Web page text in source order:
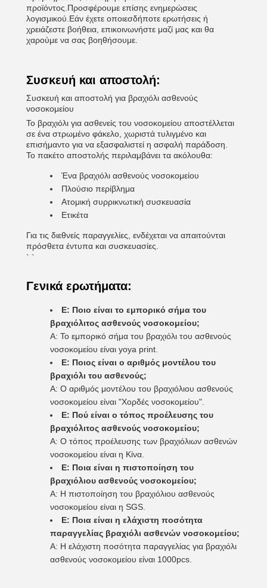
προϊόντος.Προσφέρουμε επίσης ενημερώσεις
λογισμικού.Εάν έχετε οποιεσδήποτε ερωτήσεις ή
χρειάζεστε βοήθεια, επικοινωνήστε μαζί μας και θα
χαρούμε να σας βοηθήσουμε.
Συσκευή και αποστολή:
Συσκευή και αποστολή για βραχιόλι ασθενούς
νοσοκομείου
Το βραχιόλι για ασθενείς του νοσοκομείου αποστέλλεται
σε ένα στρωμένο φάκελο, χωριστά τυλιγμένο και
επισήμαντο για να εξασφαλιστεί η ασφαλή παράδοση.
Το πακέτο αποστολής περιλαμβάνει τα ακόλουθα:
Ένα βραχιόλι ασθενούς νοσοκομείου
Πλούσιο περίβλημα
Ατομική συρρικνωτική συσκευασία
Ετικέτα
Για τις διεθνείς παραγγελίες, ενδέχεται να απαιτούνται
πρόσθετα έντυπα και συσκευασίες.
` `
Γενικά ερωτήματα:
Ε: Ποιο είναι το εμπορικό σήμα του
βραχιόλιτος ασθενούς νοσοκομείου;
Α: Το εμπορικό σήμα του βραχιόλι του ασθενούς
νοσοκομείου είναι yoya print.
Ε: Ποιος είναι ο αριθμός μοντέλου του
βραχιόλι του ασθενούς;
Α: Ο αριθμός μοντέλου του βραχιόλιου ασθενούς
νοσοκομείου είναι "Χορδές νοσοκομείου".
Ε: Πού είναι ο τόπος προέλευσης του
βραχιόλιτος ασθενούς νοσοκομείου;
Α: Ο τόπος προέλευσης των βραχιόλιων ασθενών
νοσοκομείου είναι η Κίνα.
Ε: Ποια είναι η πιστοποίηση του
βραχιόλιου ασθενούς νοσοκομείου;
Α: Η πιστοποίηση του βραχιόλιου ασθενούς
νοσοκομείου είναι η SGS.
Ε: Ποια είναι η ελάχιστη ποσότητα
παραγγελίας βραχιόλι ασθενών νοσοκομείου;
Α: Η ελάχιστη ποσότητα παραγγελίας για βραχιόλι
ασθενούς νοσοκομείου είναι 1000pcs.